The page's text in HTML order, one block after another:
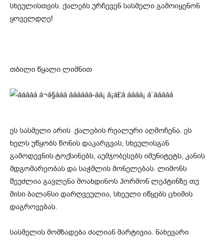
სხეულისთვის. ქალებს ურჩევენ სასმელი გამოიყენონ
ყოველდღე!
თბილი წყალი ლიმნით
ეს სასმელი არის ქალების რეალური აღმოჩენა. ეს
ხელს უწყობს წონის დაკარგვას, სხეულისგან
გამოდევნის ტოქსინებს, აუმჯობესებს იმუნიტეტს, კანის
მდგომარეობას და საჭმლის მონელებას. ლიმონს
შეუძლია გავლენა მოახდინოს ჰორმონ ლეპტინზე თუ
მისი ბალანსი დარღვეულია, სხეული იწყებს ცხიმის
დაგროვებას.
სასმელის მომზადება ძალიან მარტივია. ნახევარი